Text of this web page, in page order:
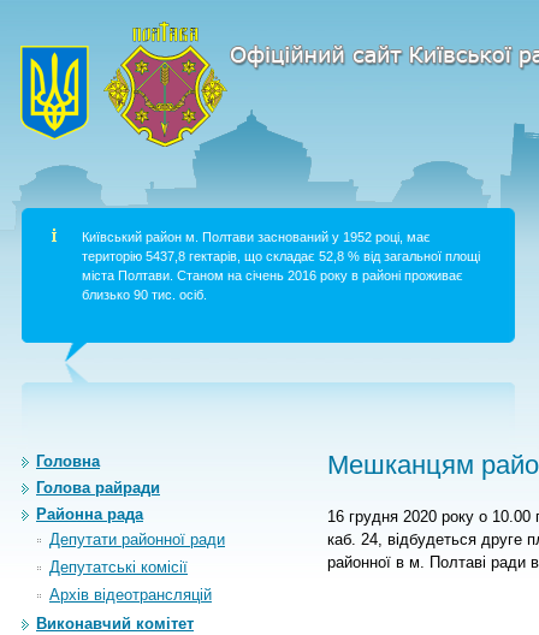
Київський район м. Полтави заснований у 1952 році, має
територію 5437,8 гектарів, що складає 52,8 % від загальної площі
міста Полтави. Станом на січень 2016 року в районі проживає
близько 90 тис. осіб.
Головна
Голова райради
Районна рада
Депутати районної ради
Депутатські комісії
Архiв вiдеотрансляцiй
Виконавчий комітет
Мешканцям
16 грудня 2020 року о
каб. 24, відбудеться друге
районної в м. Полтаві ради